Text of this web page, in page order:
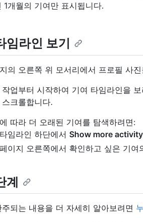
1개월의 기여만 표시됩니다.
임라인 보기
의 오른쪽 위 모서리에서 프로필 사
작업부터 시작하여 기여 타임라인을
스크롤합니다.
따라 더 오래된 기여를 탐색하려면:
타임라인 하단에서 Show more activity
페이지 오른쪽에서 확인하고 싶은 기여
계
되는 내용을 더 자세히 알아보려면